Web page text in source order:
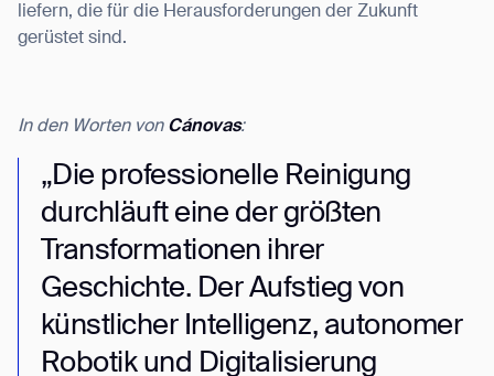
liefern, die für die Herausforderungen der Zukunft
gerüstet sind.
In den Worten von Cánovas:
„Die professionelle Reinigung
durchläuft eine der größten
Transformationen ihrer
Geschichte. Der Aufstieg von
künstlicher Intelligenz, autonomer
Robotik und Digitalisierung